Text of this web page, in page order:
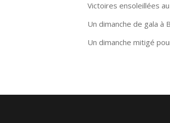
Victoires ensoleillées
Un dimanche de gala à
Un dimanche mitigé